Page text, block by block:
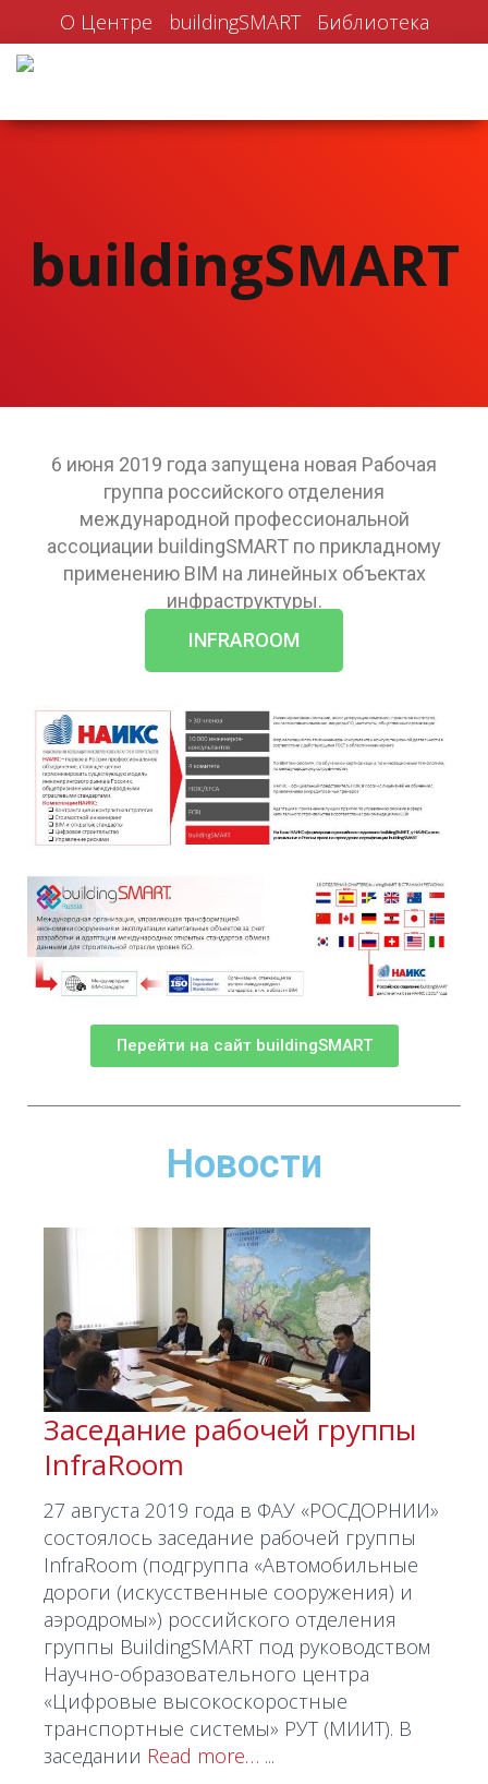
О Центре buildingSMART Библиотека
buildingSMART
6 июня 2019 года запущена новая Рабочая
группа российского отделения
международной профессиональной
ассоциации buildingSMART по прикладному
применению BIM на линейных объектах
инфраструктуры.
INFRAROOM
Перейти на сайт buildingSMART
Новости
Заседание рабочей группы
InfraRoom
27 августа 2019 года в ФАУ «РОСДОРНИИ»
состоялось заседание рабочей группы
InfraRoom (подгруппа «Автомобильные
дороги (искусственные сооружения) и
аэродромы») российского отделения
группы BuildingSMART под руководством
Научно-образовательного центра
«Цифровые высокоскоростные
транспортные системы» РУТ (МИИТ). В
заседании Read more… ...